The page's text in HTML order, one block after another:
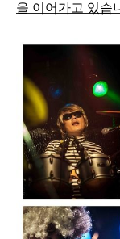
을 이어가고 있습